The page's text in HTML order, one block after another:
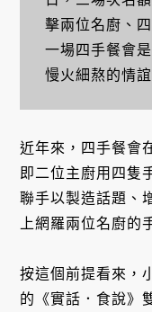
擊兩位名廚、
一場四手餐會
慢火細熬的情
近年來，四手餐會
即二位主廚用四隻
聯手以製造話題、
上網羅兩位名廚的
按這個前提看來，
的《實話．食說》